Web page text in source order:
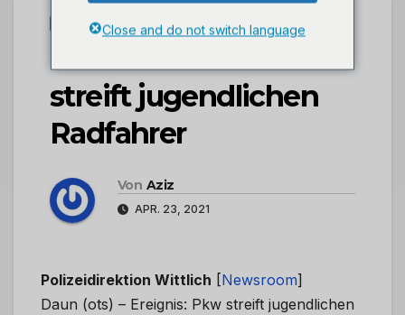
UNCATEGORIZED
POL-PDWIL: Pkw
streift jugendlichen
Radfahrer
Von Aziz
APR. 23, 2021
Polizeidirektion Wittlich [Newsroom]
Daun (ots) – Ereignis: Pkw streift jugendlichen
Close and do not switch language